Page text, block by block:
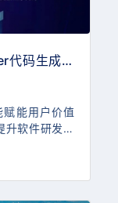
代码生成大
展现真正能
能用户价值
升软件研发的
以及一站式
、代码搜索、